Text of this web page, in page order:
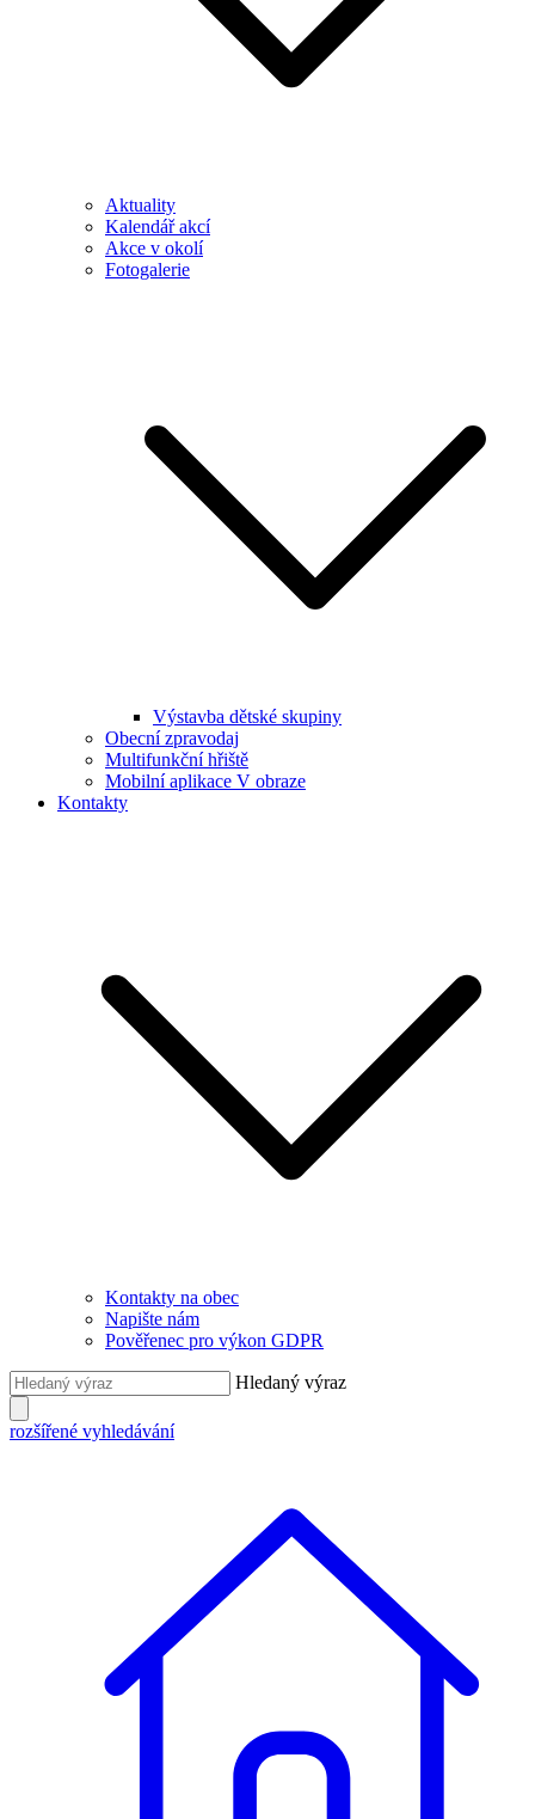
Aktuality
Kalendář akcí
Akce v okolí
Fotogalerie
Výstavba dětské skupiny
Obecní zpravodaj
Multifunkční hřiště
Mobilní aplikace V obraze
Kontakty
Kontakty na obec
Napište nám
Pověřenec pro výkon GDPR
Hledaný výraz
rozšířené vyhledávání